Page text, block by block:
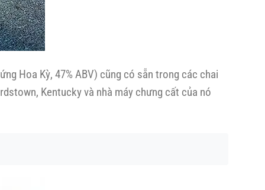
Hoa Kỳ, 47% ABV) cũng có sẵn trong các chai
Kentucky và nhà máy chưng cất của nó